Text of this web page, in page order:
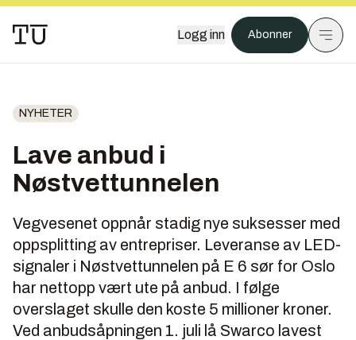
Logg inn Abonner
NYHETER
Lave anbud i
Nøstvettunnelen
Vegvesenet oppnår stadig nye suksesser med
oppsplitting av entrepriser. Leveranse av LED-
signaler i Nøstvettunnelen på E 6 sør for Oslo
har nettopp vært ute på anbud. I følge
overslaget skulle den koste 5 millioner kroner.
Ved anbudsåpningen 1. juli lå Swarco lavest